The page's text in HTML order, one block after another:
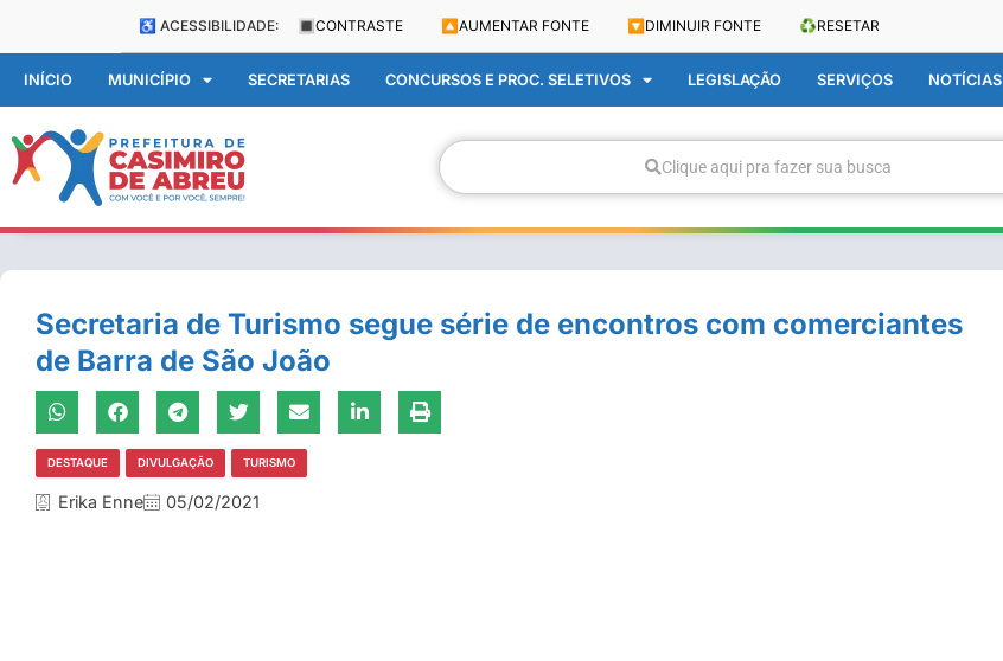
♿ ACESSIBILIDADE: 🔳 CONTRASTE 🔼 AUMENTAR FONTE 🔽 DIMINUIR FONTE ♻️RESETAR
INÍCIO MUNICÍPIO SECRETARIAS CONCURSOS E PROC. SELETIVOS LEGISLAÇÃO SERVIÇOS NOTÍCIAS
Clique aqui pra fazer sua busca
Secretaria de Turismo segue série de encontros com comerciantes
de Barra de São João
DESTAQUE DIVULGAÇÃO TURISMO
Erika Enne 05/02/2021